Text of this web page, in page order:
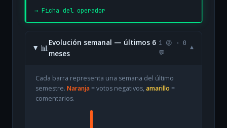
→ Ficha del operador
📊
Evolución semanal — últimos 6
meses
1 😡 · 0
💬
▾
Cada barra representa una semana del último
semestre. Naranja= votos negativos, amarillo =
comentarios.